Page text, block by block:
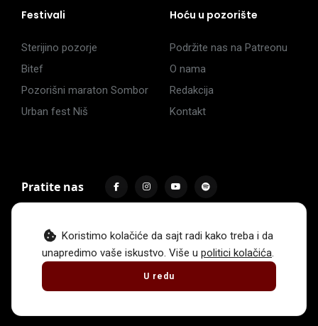
Koristimo kolačiće da sajt radi kako treba i da
unapredimo vaše iskustvo. Više u politici kolačića.
U redu
Festivali
Sterijino pozorje
Bitef
Pozorišni maraton Sombor
Urban fest Niš
Hoću u pozorište
Podržite nas na Patreonu
O nama
Redakcija
Kontakt
Pratite nas
Impressum Politika privatnosti
Uslovi korišćenja
. Sva prava zadržava Hoću u pozorište.